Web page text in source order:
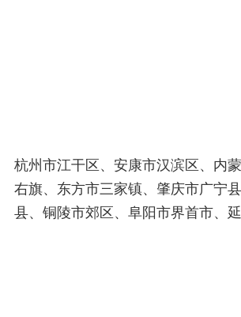
杭州市江干区、安康市汉滨区、内
右旗、东方市三家镇、肇庆市广宁
县、铜陵市郊区、阜阳市界首市、